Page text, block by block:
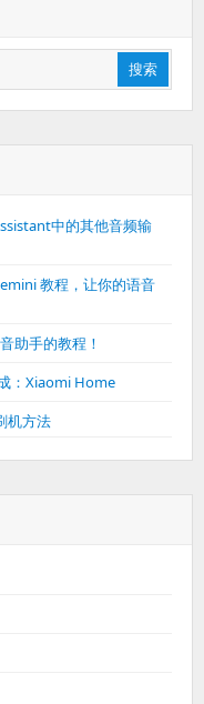
搜索
中的其他音频输
教程，让你的语音
助手的教程！
：Xiaomi Home
机方法